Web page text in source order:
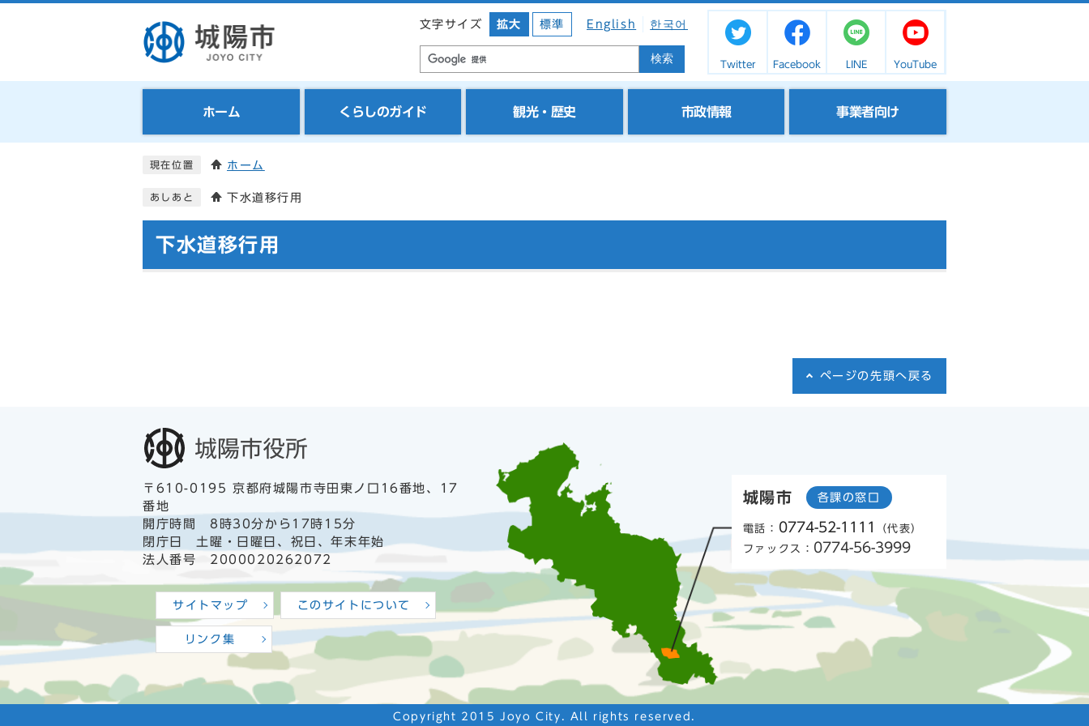
文字サイズ 拡大 標準 English 한국어
検索 Twitter Facebook LINE YouTube
ホーム くらしのガイド 観光・歴史 市政情報 事業者向け
現在位置 ホーム
あしあと 下水道移行用
下水道移行用
ページの先頭へ戻る
〒610-0195 京都府城陽市寺田東ノ口16番地、17
番地
開庁時間 8時30分から17時15分
閉庁日 土曜・日曜日、祝日、年末年始
法人番号 2000020262072
サイトマップ このサイトについて
リンク集
城陽市 各課の窓口
電話： 0774-52-1111
（代表）
ファックス： 0774-56-3999
Copyright 2015 Joyo City. All rights reserved.